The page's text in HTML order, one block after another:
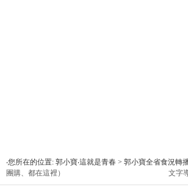
‧您所在的位置: 郭小寶‧這就是青春 > 郭小寶全省食況轉
團購、都在這裡）
文字